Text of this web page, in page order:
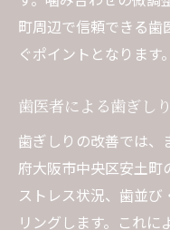
町周辺で信頼できる歯
ぐポイントとなります。
歯医者による歯ぎし
歯ぎしりの改善では、
府大阪市中央区安土町
ストレス状況、歯並
リングします。これに